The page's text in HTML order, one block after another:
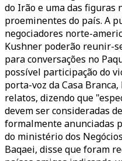
do Irão e uma das figuras
proeminentes do país. A
negociadores norte-
Kushner poderão reunir-
para conversações no
possível participação do
porta-voz da Casa
relatos, dizendo que
devem ser consideradas
formalmente anunciadas
do ministério dos
Baqaei, disse que foram